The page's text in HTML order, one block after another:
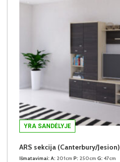
YRA SANDĖLYJE
ARS sekcija (Canterbury/Jesion)
Išmatavimai: A: 201cm P: 250cm G: 47cm